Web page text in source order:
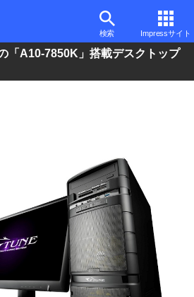
検索 Impressサイト
「A10-7850K」搭載デスクトップ